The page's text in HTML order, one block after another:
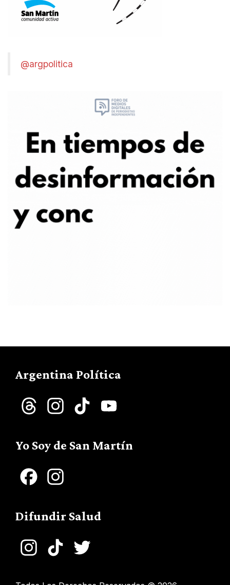
@argpolitica
Argentina Política
Threads InstagramTikTok
Yo Soy de San Martín
Facebook
Difundir Salud
InstagramTikTok